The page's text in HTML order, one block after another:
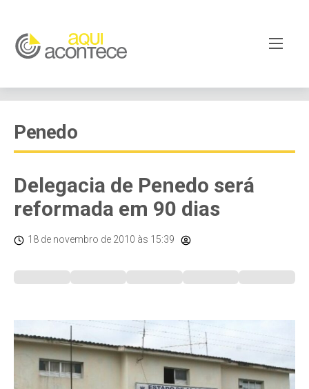
Penedo
Delegacia de Penedo será
reformada em 90 dias
18 de novembro de 2010 às 15:39